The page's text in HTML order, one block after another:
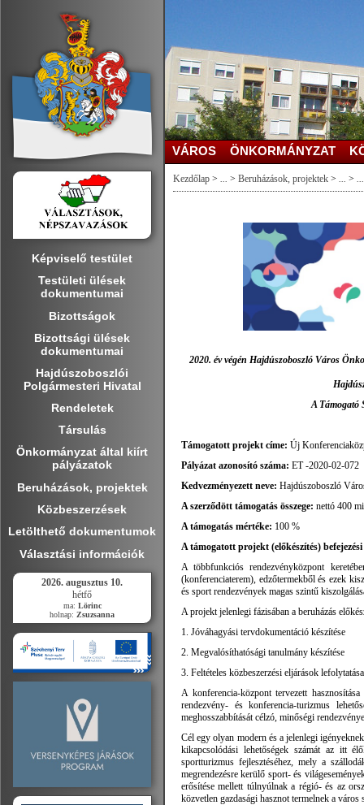
Képviselő testület
Testületi ülések
dokumentumai
Bizottságok
Bizottsági ülések
dokumentumai
Hajdúszoboszlói
Polgármesteri Hivatal
Rendeletek
Társulás
Önkormányzat által kiírt
pályázatok
Beruházások, projektek
Közbeszerzések
Letölthető dokumentumok
Választási információk
2026. augusztus 10.
hétfő
ma: Lörinc
holnap: Zsuzsanna
VÁROS ÖNKORMÁNYZAT
Kezdőlap > ... > Beruházások, projektek > ... > ...
2020. év végén Hajdúszoboszló Város
A Támogató
Támogatott projekt címe: Új
Pályázat azonosító száma: ET -2020-02-072
Kedvezményezett neve: Hajdúszoboszló
A szerződött támogatás összege: nettó 400
A támogatás mértéke: 100 %
A támogatott projekt (előkészítés)
A többfunkciós rendezvényközpont
(konferenciaterem), edzőtermekből és ezek
és sport rendezvények magas szintű
A projekt jelenlegi fázisában a beruházás
1. Jóváhagyási tervdokumentáció készítése
2. Megvalósíthatósági tanulmány készítése
3. Feltételes közbeszerzési eljárások lefolytatása
A konferencia-központ tervezett
rendezvény- és konferencia-turizmus
meghosszabbítását célzó, minőségi
Cél egy olyan modern és a jelenlegi
kikapcsolódási lehetőségek számát az itt
sportturizmus fejlesztéséhez, mely a
megrendezésre kerülő sport- és
erősítése mellett túlnyúlnak a régió- és az
közvetlen gazdasági hasznot termelnek a város